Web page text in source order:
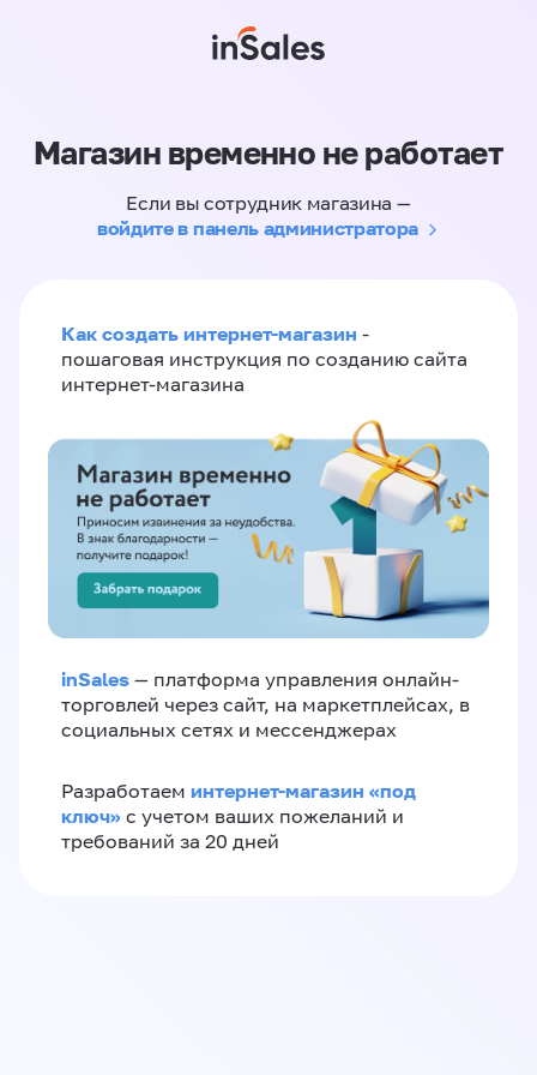
Магазин временно не работает
Если вы сотрудник магазина —
войдите в панель администратора
Как создать интернет-магазин -
пошаговая инструкция по созданию сайта
интернет-магазина
inSales — платформа управления онлайн-
торговлей через сайт, на маркетплейсах, в
социальных сетях и мессенджерах
Разработаем интернет-магазин «‎под
ключ»‎ с учетом ваших пожеланий и
требований за 20 дней